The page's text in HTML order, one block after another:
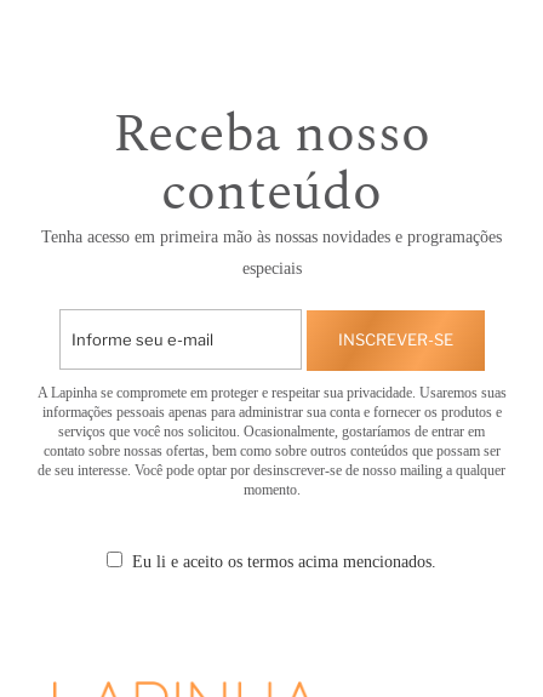
Receba nosso
conteúdo
Tenha acesso em primeira mão às nossas novidades e programações
especiais
INSCREVER-SE
A Lapinha se compromete em proteger e respeitar sua privacidade. Usaremos suas
informações pessoais apenas para administrar sua conta e fornecer os produtos e
serviços que você nos solicitou. Ocasionalmente, gostaríamos de entrar em
contato sobre nossas ofertas, bem como sobre outros conteúdos que possam ser
de seu interesse. Você pode optar por desinscrever-se de nosso mailing a qualquer
momento.
Eu li e aceito os termos acima mencionados.